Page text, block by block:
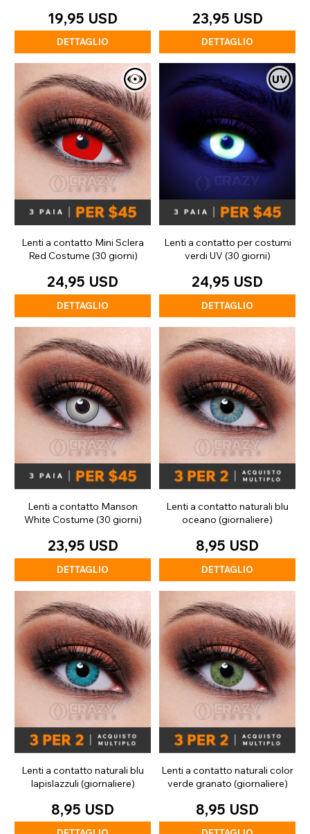
19,95 USD
DETTAGLIO
23,95 USD
DETTAGLIO
Lenti a contatto Mini Sclera
Red Costume (30 giorni)
24,95 USD
DETTAGLIO
Lenti a contatto per costumi
verdi UV (30 giorni)
24,95 USD
DETTAGLIO
Lenti a contatto Manson
White Costume (30 giorni)
23,95 USD
DETTAGLIO
Lenti a contatto naturali blu
oceano (giornaliere)
8,95 USD
DETTAGLIO
Lenti a contatto naturali blu
lapislazzuli (giornaliere)
8,95 USD
Lenti a contatto naturali color
verde granato (giornaliere)
8,95 USD